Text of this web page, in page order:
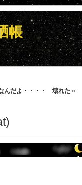
帳
んだよ・・・・ 壊れた »